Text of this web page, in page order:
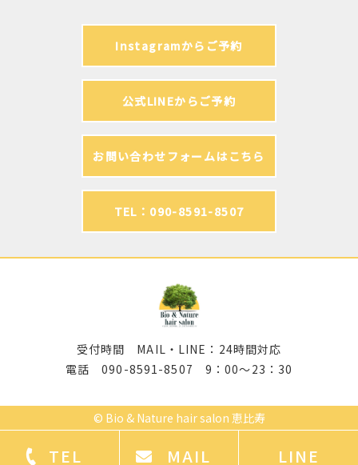
Instagramからご予約
公式LINEからご予約
お問い合わせフォームはこちら
TEL：090-8591-8507
TEL MAIL LINE
受付時間 MAIL・LINE：24時間対応
電話 090-8591-8507 9：00～23：30
© Bio & Nature hair salon 恵比寿